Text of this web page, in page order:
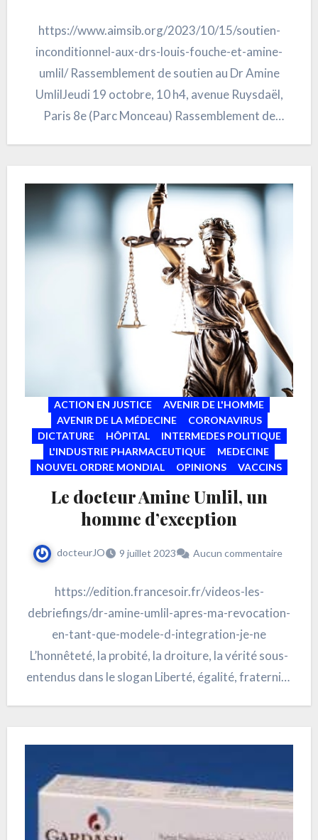
https://www.aimsib.org/2023/10/15/soutien-
inconditionnel-aux-drs-louis-fouche-et-amine-
umlil/ Rassemblement de soutien au Dr Amine
UmlilJeudi 19 octobre, 10 h4, avenue Ruysdaël,
Paris 8e (Parc Monceau) Rassemblement de
ACTION EN JUSTICE
AVENIR DE L'HOMME
AVENIR DE LA MÉDECINE
CORONAVIRUS
DICTATURE
HÔPITAL
INTERMEDES POLITIQUE
L'INDUSTRIE PHARMACEUTIQUE
MEDECINE
NOUVEL ORDRE MONDIAL
OPINIONS VACCINS
Le docteur Amine Umlil, un
homme d’exception
docteurJO 9 juillet 2023 Aucun commentaire
https://edition.francesoir.fr/videos-les-
debriefings/dr-amine-umlil-apres-ma-revocation-
en-tant-que-modele-d-integration-je-ne
L’honnêteté, la probité, la droiture, la vérité sous-
entendus dans le slogan Liberté, égalité, fraternité